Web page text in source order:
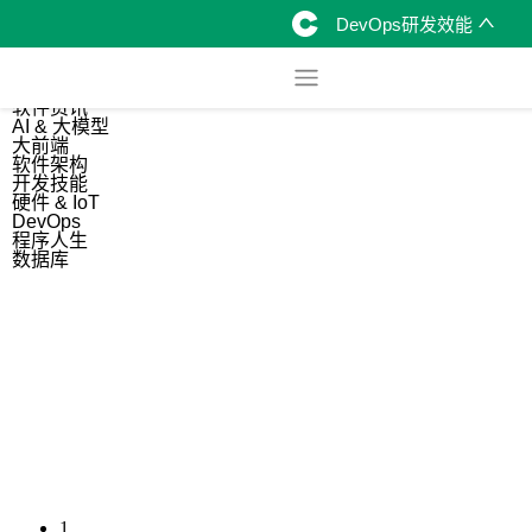
DevOps研发效能
软件资讯
AI & 大模型
大前端
软件架构
开发技能
硬件 & IoT
DevOps
程序人生
数据库
1